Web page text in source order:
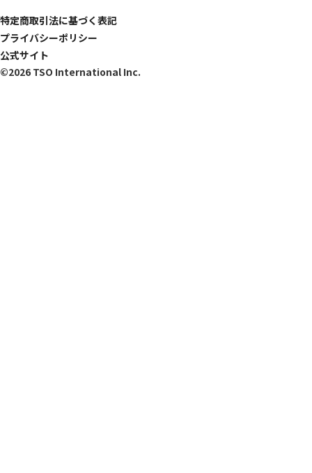
特定商取引法に基づく表記
プライバシーポリシー
公式サイト
©2026 TSO International Inc.